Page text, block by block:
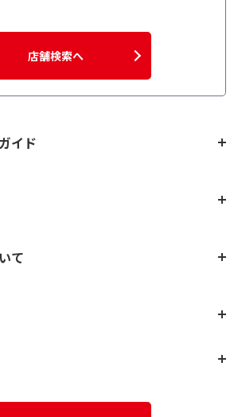
店舗検索へ
イド
て